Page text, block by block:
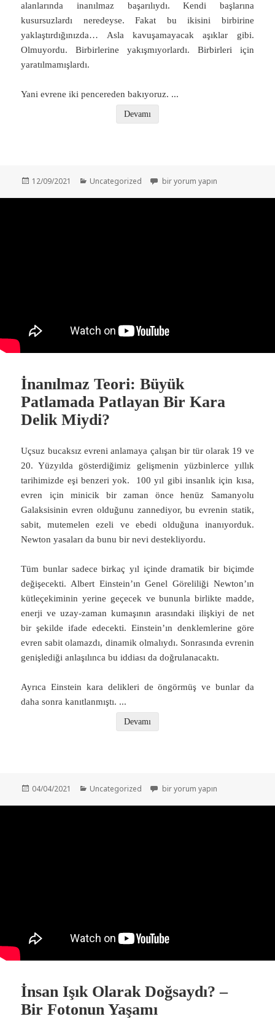
alanlarında inanılmaz başarılıydı. Kendi başlarına
kusursuzlardı neredeyse. Fakat bu ikisini birbirine
yaklaştırdığınızda… Asla kavuşamayacak aşıklar gibi.
Olmuyordu. Birbirlerine yakışmıyorlardı. Birbirleri için
yaratılmamışlardı.
Yani evrene iki pencereden bakıyoruz. ...
Devamı
Yayın
12/09/2021 Kategoriler
Uncategorized Kozmik Senfoni – SİCİM
bir yorum yapın
İnanılmaz Teori: Büyük
Patlamada Patlayan Bir Kara
Delik Miydi?
Uçsuz bucaksız evreni anlamaya çalışan bir tür olarak 19 ve
20. Yüzyılda gösterdiğimiz gelişmenin yüzbinlerce yıllık
tarihimizde eşi benzeri yok. 100 yıl gibi insanlık için kısa,
evren için minicik bir zaman önce henüz Samanyolu
Galaksisinin evren olduğunu zannediyor, bu evrenin statik,
sabit, mutemelen ezeli ve ebedi olduğuna inanıyorduk.
Newton yasaları da bunu bir nevi destekliyordu.
Tüm bunlar sadece birkaç yıl içinde dramatik bir biçimde
değişecekti. Albert Einstein’ın Genel Göreliliği Newton’ın
kütleçekiminin yerine geçecek ve bununla birlikte madde,
enerji ve uzay-zaman kumaşının arasındaki ilişkiyi de net
bir şekilde ifade edecekti. Einstein’ın denklemlerine göre
evren sabit olamazdı, dinamik olmalıydı. Sonrasında evrenin
genişlediği anlaşılınca bu iddiası da doğrulanacaktı.
Ayrıca Einstein kara delikleri de öngörmüş ve bunlar da
daha sonra kanıtlanmıştı. ...
Devamı
Yayın
04/04/2021 Kategoriler
Uncategorized İnanılmaz Teori: Büyük
bir yorum yapın
İnsan Işık Olarak Doğsaydı? –
Bir Fotonun Yaşamı